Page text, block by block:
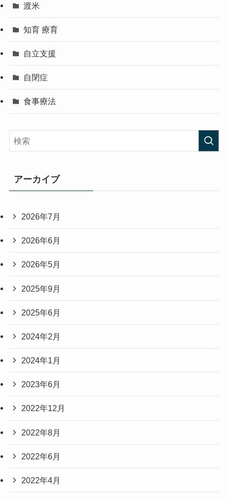
渡米
知育 療育
自立支援
自閉症
食事療法
アーカイブ
2026年7月
2026年6月
2026年5月
2025年9月
2025年6月
2024年2月
2024年1月
2023年6月
2022年12月
2022年8月
2022年6月
2022年4月